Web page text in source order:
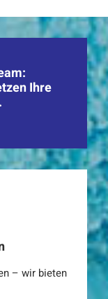
Ihre
– wir bieten